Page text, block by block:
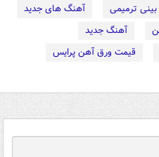
ترمیمی
آهنگ های جدید
آهنگ جدید
قیمت ورق آهن پرایس